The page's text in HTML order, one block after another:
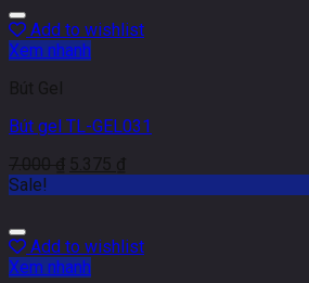
Add to wishlist
Xem nhanh
Bút Gel
Bút gel TL-GEL031
7.000₫ 5.375 ₫
Sale!
Add to wishlist
Xem nhanh